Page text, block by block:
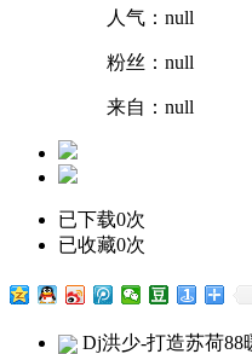
人气： null
粉丝： null
来自：null
已下载0次
已收藏0次
Dj洪少-打造苏荷88